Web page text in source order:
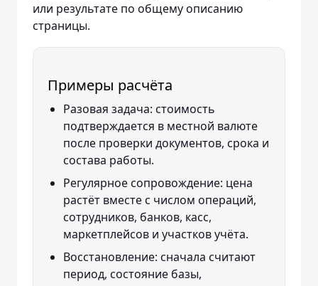
или результате по общему описанию
страницы.
Примеры расчёта
Разовая задача: стоимость
подтверждается в местной валюте
после проверки документов, срока и
состава работы.
Регулярное сопровождение: цена
растёт вместе с числом операций,
сотрудников, банков, касс,
маркетплейсов и участков учёта.
Восстановление: сначала считают
период, состояние базы,